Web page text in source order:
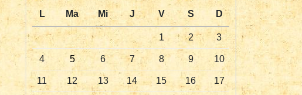
L Ma Mi J V S D
1 2 3
4 5 6 7 8 9 10
11 12 13 14 15 16 17